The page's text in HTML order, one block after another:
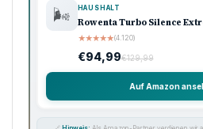
🌬️ HAUSHALT
Rowenta Turbo Silence
★★★★★(4.120)
€94,99€129,99
Auf Amazon